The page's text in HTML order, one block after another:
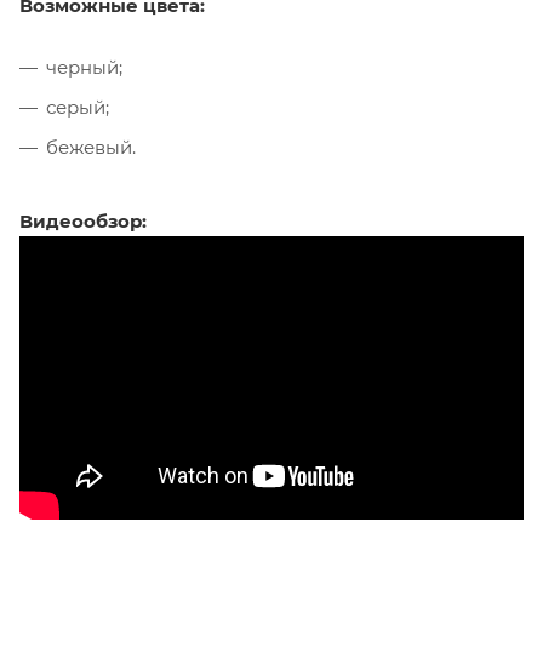
Возможные цвета:
черный;
серый;
бежевый.
Видеообзор: